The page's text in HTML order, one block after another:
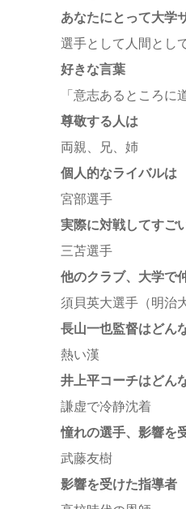
あなたにとって大学
選手として人間とし
好きな言葉
「意志あるところに
尊敬する人は
両親、兄、姉
個人的なライバルは
宮部選手
実際に対戦してすご
三苫選手
他のクラブ、大学で
須貝英大選手（明治
長山一也監督はどん
熱い漢
井上平コーチはどん
謙虚で冷静沈着
憧れの選手、影響を
武藤友樹
影響を受けた指導者